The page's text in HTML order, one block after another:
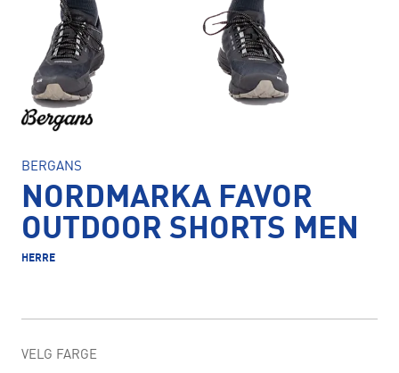
BERGANS
NORDMARKA FAVOR
OUTDOOR SHORTS MEN
HERRE
VELG FARGE